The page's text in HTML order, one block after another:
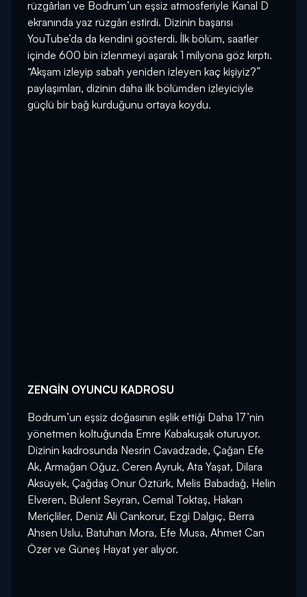
rüzgârları ve Bodrum’un eşsiz atmosferiyle Kanal D
ekranında yaz rüzgârı estirdi. Dizinin başarısı
YouTube’da da kendini gösterdi. İlk bölüm, saatler
içinde 600 bin izlenmeyi aşarak 1 milyona göz kırptı.
“Akşam izleyip sabah yeniden izleyen kaç kişiyiz?”
paylaşımları, dizinin daha ilk bölümden izleyiciyle
güçlü bir bağ kurduğunu ortaya koydu.
ZENGİN OYUNCU KADROSU
Bodrum’un eşsiz doğasının eşlik ettiği Daha 17’nin
yönetmen koltuğunda Emre Kabakuşak oturuyor.
Dizinin kadrosunda Nesrin Cavadzade, Çağan Efe
Ak, Armağan Oğuz, Ceren Ayruk, Ata Yaşat, Dilara
Aksüyek, Çağdaş Onur Öztürk, Melis Babadağ, Helin
Elveren, Bülent Seyran, Cemal Toktaş, Hakan
Meriçliler, Deniz Ali Cankorur, Ezgi Dalgıç, Berra
Ahsen Uslu, Batuhan Mora, Efe Musa, Ahmet Can
Özer ve Güneş Hayat yer alıyor.